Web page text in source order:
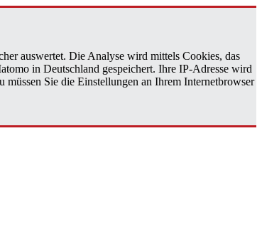
auswertet. Die Analyse wird mittels Cookies, das
in Deutschland gespeichert. Ihre IP-Adresse wird
Sie die Einstellungen an Ihrem Internetbrowser